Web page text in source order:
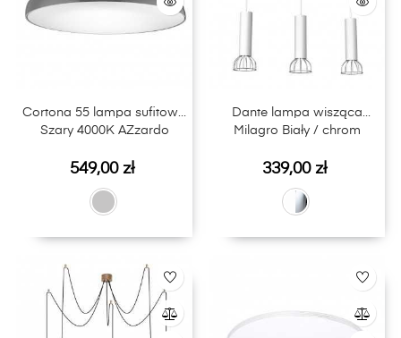
Cortona 55 lampa sufitowa
Szary 4000K AZzardo
Cena
549,00 zł
Dante lampa wisząca
Milagro Biały / chrom
Cena
339,00 zł